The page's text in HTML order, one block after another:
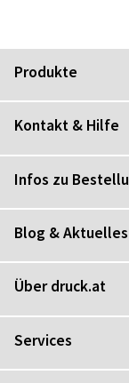
Produkte
Kontakt & Hilfe
Infos zu
Blog & Aktuelles
Über druck.at
Services